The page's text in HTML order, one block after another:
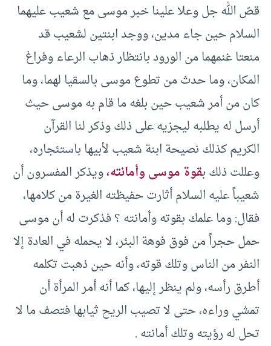
قصّ الله جل وعلا علينا خبر موسى مع شعيب عليهما
السلام حين جاء مدين، ووجد ابنتين لشعيب قد
منعتا غنمهما من الورود بانتظار ذهاب الرعاء وفراغ
المكان، وما حدث من تطوع موسى بالسقيا لهما، وما
كان من أمر شعيب حين بلغه ما قام به موسى حيث
أرسل له يطلبه ليجزيه على ذلك وذكر لنا القرآن
الكريم كذلك نصيحة ابنة شعيب لأبيها باستئجاره،
وعللت ذلك بقوة موسى وأمانته،ويذكر المفسرون أن
شعيباً عليه السلام أثارت حفيظته الغيرة من كلامها،
فقال: وما علمك بقوته وأمانته ؟ فذكرت له أن موسى
حمل حجراً من فوق فوهة البئر، لا يحمله في العادة إلا
النفر من الناس وتلك قوته، وأنه حين ذهبت تكلمه
أطرق رأسه، ولم ينظر إليها، كما أنه أمر المرأة أن
تمشي وراءه، حتى لا تصيب الريح ثيابها فتصف ما لا
تحل له رؤيته وتلك أمانته .